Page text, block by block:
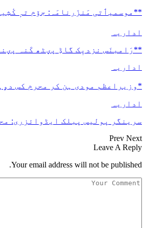
**موسمیٲتی مَنزَرنامَہ: جۆم تہٕ
اداریہ
**رَامبنَس نزدیٖک گاڈِ پؠٹھ کَنہ
اداریہ
*وزیراعظم مودی ہن کر محرم کس
اداریہ
سرینگر پولیس پبلک ایڈوائزری:
Prev Next
Leave A Reply
Your email address will not be published.